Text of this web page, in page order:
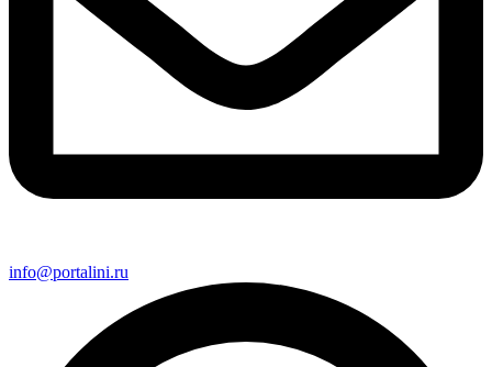
info@portalini.ru